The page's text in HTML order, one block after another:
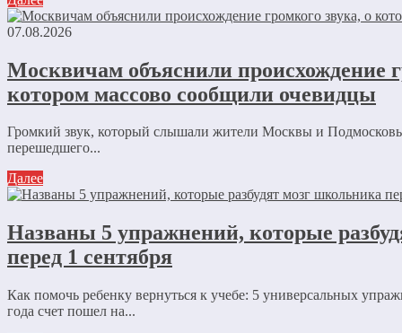
07.08.2026
Москвичам объяснили происхождение
котором массово сообщили очевидцы
Громкий звук, который слышали жители Москвы и
перешедшего...
Далее
Названы 5 упражнений, которые
перед 1 сентября
Как помочь ребенку вернуться к учебе: 5 универсальных
года счет пошел на...